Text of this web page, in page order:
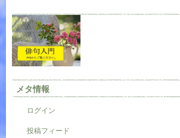
メタ情報
ログイン
投稿フィード